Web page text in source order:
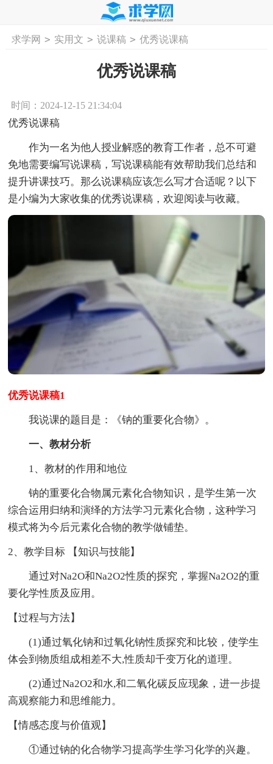
首页 工作计划 活动计划
求学网 > 实用文 > 说课稿 > 优秀说课稿
优秀说课稿
时间：2024-12-15 21:34:04
优秀说课稿
作为一名为他人授业解惑的教育工作者，总不可避
免地需要编写说课稿，写说课稿能有效帮助我们总结和
提升讲课技巧。那么说课稿应该怎么写才合适呢？以下
是小编为大家收集的优秀说课稿，欢迎阅读与收藏。
优秀说课稿1
我说课的题目是：《钠的重要化合物》。
一、教材分析
1、教材的作用和地位
钠的重要化合物属元素化合物知识，是学生第一次
综合运用归纳和演绎的方法学习元素化合物，这种学习
模式将为今后元素化合物的教学做铺垫。
2、教学目标 【知识与技能】
通过对Na2O和Na2O2性质的探究，掌握Na2O2的重
要化学性质及应用。
【过程与方法】
(1)通过氧化钠和过氧化钠性质探究和比较，使学生
体会到物质组成相差不大,性质却千变万化的道理。
(2)通过Na2O2和水,和二氧化碳反应现象，进一步提
高观察能力和思维能力。
【情感态度与价值观】
①通过钠的化合物学习提高学生学习化学的兴趣。